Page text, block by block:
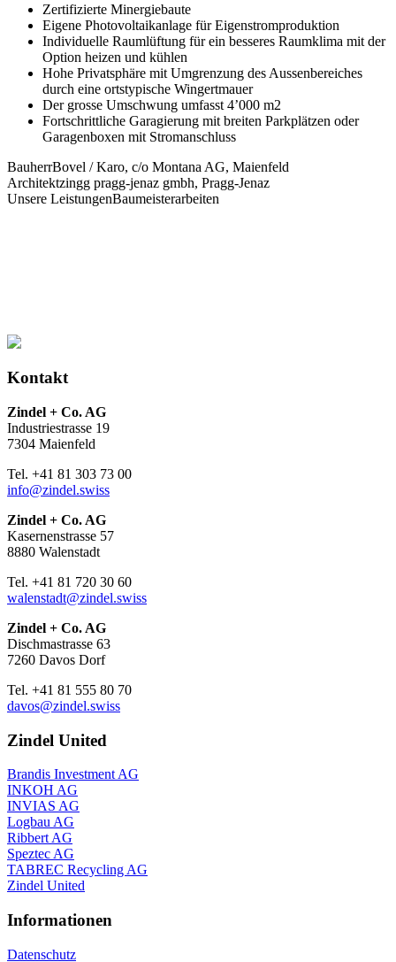
Zertifizierte Minergiebaute
Eigene Photovoltaikanlage für Eigenstromproduktion
Individuelle Raumlüftung für ein besseres Raumklima mit der
Option heizen und kühlen
Hohe Privatsphäre mit Umgrenzung des Aussenbereiches
durch eine ortstypische Wingertmauer
Der grosse Umschwung umfasst 4’000 m2
Fortschrittliche Garagierung mit breiten Parkplätzen oder
Garagenboxen mit Stromanschluss
BauherrBovel / Karo, c/o Montana AG, Maienfeld
Architektzingg pragg-jenaz gmbh, Pragg-Jenaz
Unsere LeistungenBaumeisterarbeiten
Kontakt
Zindel + Co. AG
Industriestrasse 19
7304 Maienfeld
Tel. +41 81 303 73 00
info@zindel.swiss
Zindel + Co. AG
Kasernenstrasse 57
8880 Walenstadt
Tel. +41 81 720 30 60
walenstadt@zindel.swiss
Zindel + Co. AG
Dischmastrasse 63
7260 Davos Dorf
Tel. +41 81 555 80 70
davos@zindel.swiss
Zindel United
Brandis Investment AG
INKOH AG
INVIAS AG
Logbau AG
Ribbert AG
Speztec AG
TABREC Recycling AG
Zindel United
Informationen
Datenschutz